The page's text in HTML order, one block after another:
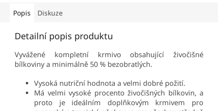
Popis Diskuze
Detailní popis produktu
Vyvážené kompletní krmivo obsahující živočišné
bílkoviny a minimálně 50 % bezobratlých.
Vysoká nutriční hodnota a velmi dobré požití.
Má velmi vysoké procento živočišných bílkovin, a
proto je ideálním doplňkovým krmivem pro